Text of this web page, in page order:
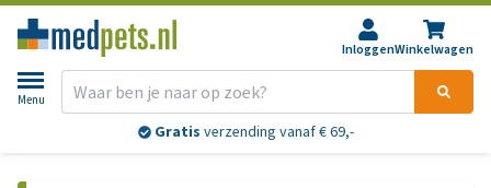
InloggenWinkelwagen
Menu
Gratis verzending vanaf € 69,-